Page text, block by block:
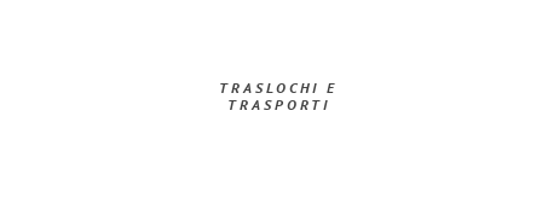
TRASLOCHI E
TRASPORTI​